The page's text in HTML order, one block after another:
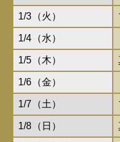
1/3（火）
1/4（水）
1/5（木）
1/6（金）
1/7（土）
1/8（日）